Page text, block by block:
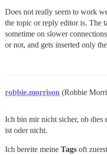
Does not really seem to work
the topic or reply editor is. The
sometime on slower
or not, and gets inserted only
robbie.morrison (Robbie
Ich bin mir nicht sicher, ob dies
ist oder nicht.
Ich bereite meine Tags oft